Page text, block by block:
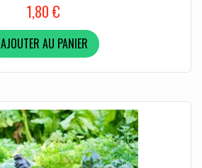
1,80 €
AJOUTER AU PANIER